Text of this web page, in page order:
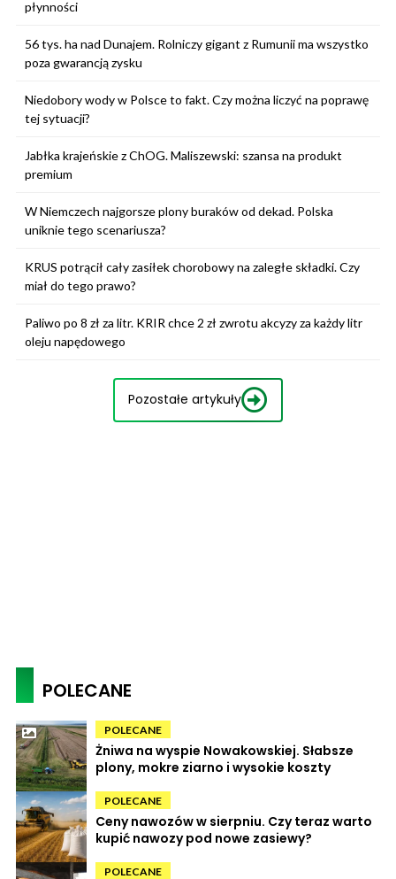
płynności
56 tys. ha nad Dunajem. Rolniczy gigant z Rumunii ma wszystko
poza gwarancją zysku
Niedobory wody w Polsce to fakt. Czy można liczyć na poprawę
tej sytuacji?
Jabłka krajeńskie z ChOG. Maliszewski: szansa na produkt
premium
W Niemczech najgorsze plony buraków od dekad. Polska
uniknie tego scenariusza?
KRUS potrącił cały zasiłek chorobowy na zaległe składki. Czy
miał do tego prawo?
Paliwo po 8 zł za litr. KRIR chce 2 zł zwrotu akcyzy za każdy litr
oleju napędowego
Pozostałe artykuły
POLECANE
POLECANE
Żniwa na wyspie Nowakowskiej. Słabsze
plony, mokre ziarno i wysokie koszty
POLECANE
Ceny nawozów w sierpniu. Czy teraz warto
kupić nawozy pod nowe zasiewy?
POLECANE